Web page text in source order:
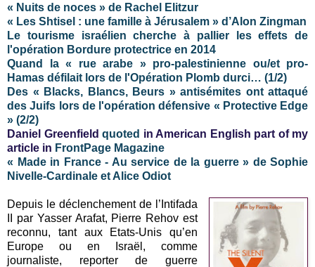
« Nuits de noces » de Rachel Elitzur
« Les Shtisel : une famille à Jérusalem » d’Alon Zingman
Le tourisme israélien cherche à pallier les effets de
l'opération Bordure protectrice en 2014
Quand la « rue arabe » pro-palestinienne ou/et pro-
Hamas défilait lors de l'Opération Plomb durci… (1/2)
Des « Blacks, Blancs, Beurs » antisémites ont attaqué
des Juifs lors de l'opération défensive « Protective Edge
» (2/2)
Daniel Greenfield quoted in American English part of my
article in FrontPage Magazine
« Made in France - Au service de la guerre » de Sophie
Nivelle-Cardinale et Alice Odiot
Depuis le déclenchement de l’Intifada
II par Yasser Arafat, Pierre Rehov est
reconnu, tant aux Etats-Unis qu’en
Europe ou en Israël, comme
journaliste, reporter de guerre